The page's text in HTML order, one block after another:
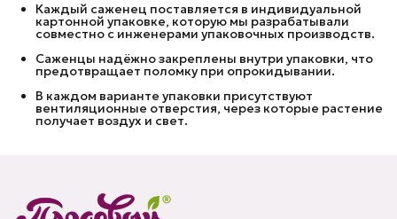
Каждый саженец поставляется в индивидуальной
картонной упаковке, которую мы разрабатывали
совместно с инженерами упаковочных производств.
Саженцы надёжно закреплены внутри упаковки, что
предотвращает поломку при опрокидывании.
В каждом варианте упаковки присутствуют
вентиляционные отверстия, через которые растение
получает воздух и свет.